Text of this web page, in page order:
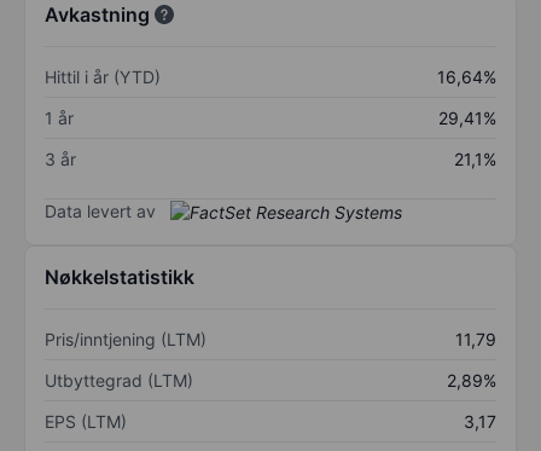
Avkastning
Hittil i år (YTD)
16,64%
1 år
29,41%
3 år
21,1%
Data levert av
Nøkkelstatistikk
Pris/inntjening (LTM)
11,79
Utbyttegrad (LTM)
2,89%
EPS (LTM)
3,17